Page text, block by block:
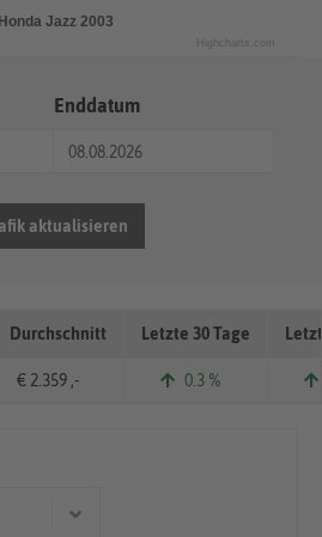
Honda Jazz 2003
Highcharts.com
Enddatum
aktualisieren
Durchschnitt Letzte 30 Tage
€ 2.359 ,- 0.3 %